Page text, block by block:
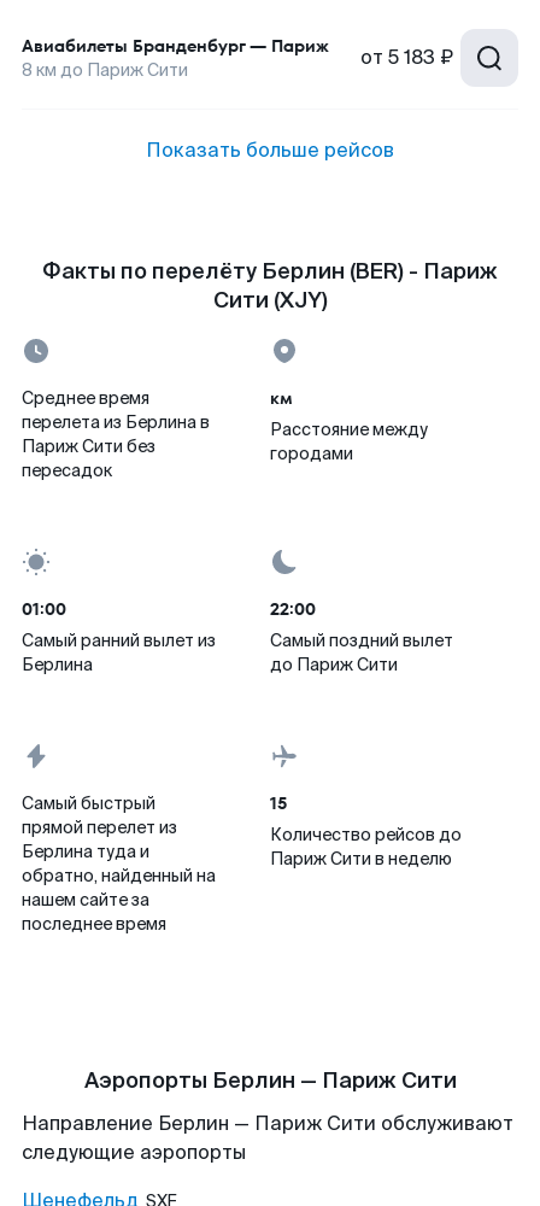
Авиабилеты Бранденбург— Париж
8 км до Париж Сити от 5 183 ₽
Показать больше рейсов
Факты по перелёту Берлин (BER) - Париж
Сити (XJY)
Среднее время
перелета из Берлина в
Париж Сити без
пересадок
км
Расстояние между
городами
01:00
Самый ранний вылет из
Берлина
22:00
Самый поздний вылет
до Париж Сити
Самый быстрый
прямой перелет из
Берлина туда и
обратно, найденный на
нашем сайте за
последнее время
15
Количество рейсов до
Париж Сити в неделю
Аэропорты Берлин — Париж Сити
Направление Берлин — Париж Сити обслуживают
следующие аэропорты
Шенефельд SXF